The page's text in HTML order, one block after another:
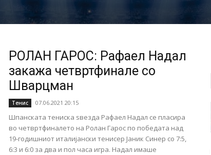
РОЛАН ГАРОС: Рафаел Надал
закажа четвртфинале со
Шварцман
Тенис 07.06.2021 20:15
Шпанската тениска ѕвезда Рафаел Надал се пласира
во четвртфиналето на Ролан Гарос по победата над
19-годишниот италијански тенисер Јаник Синер со 7:5,
6:3 и 6:0 за два и пол часа игра. Надал имаше